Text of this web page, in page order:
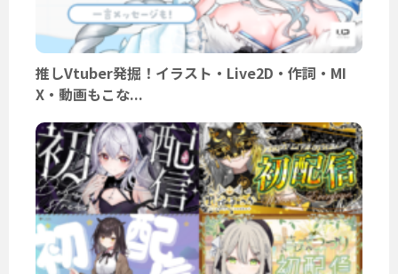
推しVtuber発掘！イラスト・Live2D・作詞・MI
X・動画もこな...